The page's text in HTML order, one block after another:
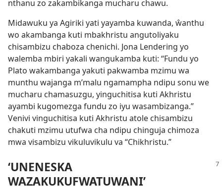
nthanu zo zakambikanga mucharu chawu.
Midawuku ya Agiriki yati yayamba kuwanda, ŵanthu
wo akambanga kuti mbakhristu angutoliyaku
chisambizu chaboza chenichi. Jona Lendering yo
walemba mbiri yakali wangukamba kuti: “Fundu yo
Plato wakambanga yakuti pakwamba mzimu wa
munthu wajanga m’malu ngamampha ndipu sonu we
mucharu chamasuzgu, yinguchitisa kuti Akhristu
ayambi kugomezga fundu zo iyu wasambizanga.”
Venivi vinguchitisa kuti Akhristu atole chisambizu
chakuti mzimu utufwa cha ndipu chinguja chimoza
mwa visambizu vikuluvikulu va “Chikhristu.”
‘UNENESKA
WAZAKUKUFWATUWANI’